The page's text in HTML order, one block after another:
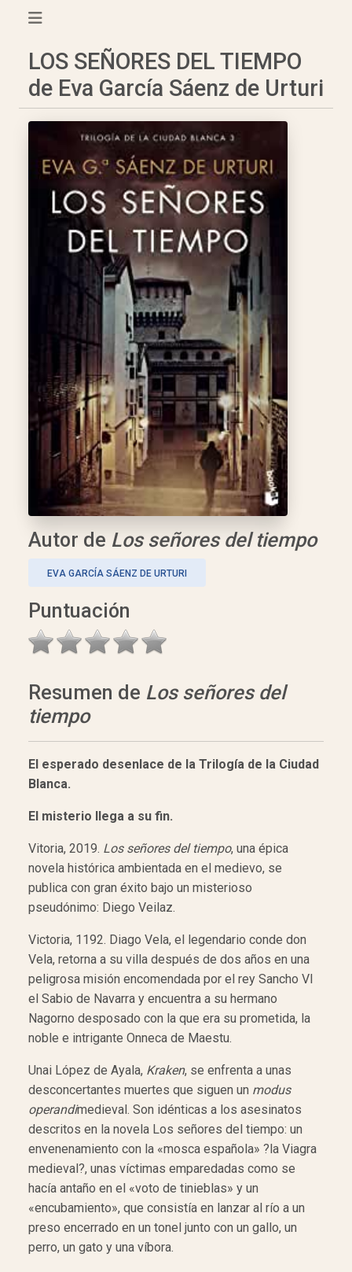
LOS SEÑORES DEL TIEMPO
de Eva García Sáenz de Urturi
Autor de Los señores del tiempo
EVA GARCÍA SÁENZ DE URTURI
Puntuación
Resumen de Los señores del
tiempo
El esperado desenlace de la Trilogía de la Ciudad
Blanca.
El misterio llega a su fin.
Vitoria, 2019. Los señores del tiempo, una épica
novela histórica ambientada en el medievo, se
publica con gran éxito bajo un misterioso
pseudónimo: Diego Veilaz.
Victoria, 1192. Diago Vela, el legendario conde don
Vela, retorna a su villa después de dos años en una
peligrosa misión encomendada por el rey Sancho VI
el Sabio de Navarra y encuentra a su hermano
Nagorno desposado con la que era su prometida, la
noble e intrigante Onneca de Maestu.
Unai López de Ayala, Kraken, se enfrenta a unas
desconcertantes muertes que siguen un modus
operandimedieval. Son idénticas a los asesinatos
descritos en la novela Los señores del tiempo: un
envenenamiento con la «mosca española» ?la Viagra
medieval?, unas víctimas emparedadas como se
hacía antaño en el «voto de tinieblas» y un
«encubamiento», que consistía en lanzar al río a un
preso encerrado en un tonel junto con un gallo, un
perro, un gato y una víbora.